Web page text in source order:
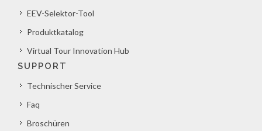
EEV-Selektor-Tool
Produktkatalog
Virtual Tour Innovation Hub
SUPPORT
Technischer Service
Faq
Broschüren